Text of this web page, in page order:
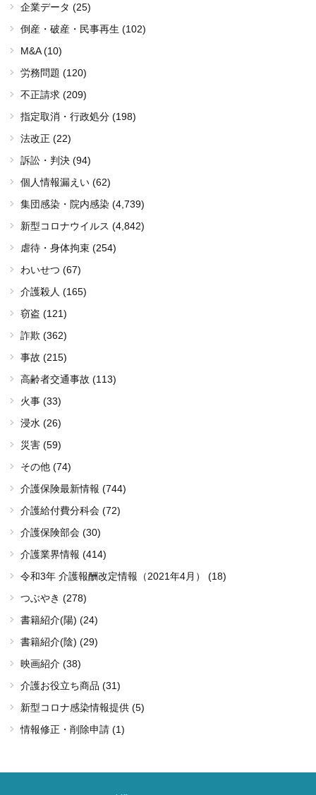
企業データ (25)
倒産・破産・民事再生 (102)
M&A (10)
労務問題 (120)
不正請求 (209)
指定取消・行政処分 (198)
法改正 (22)
訴訟・判決 (94)
個人情報漏えい (62)
集団感染・院内感染 (4,739)
新型コロナウイルス (4,842)
虐待・身体拘束 (254)
わいせつ (67)
介護殺人 (165)
窃盗 (121)
詐欺 (362)
事故 (215)
高齢者交通事故 (113)
火事 (33)
浸水 (26)
災害 (59)
その他 (74)
介護保険最新情報 (744)
介護給付費分科会 (72)
介護保険部会 (30)
介護業界情報 (414)
令和3年 介護報酬改定情報（2021年4月） (18)
つぶやき (278)
書籍紹介(陽) (24)
書籍紹介(陰) (29)
映画紹介 (38)
介護お役立ち商品 (31)
新型コロナ感染情報提供 (5)
情報修正・削除申請 (1)